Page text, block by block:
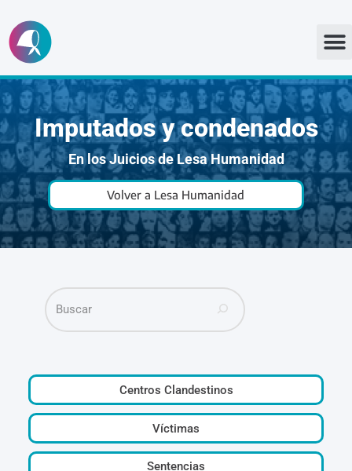
Ir
al
contenido
Imputados y condenados
En los Juicios de Lesa Humanidad
Volver a Lesa Humanidad
Centros Clandestinos
Víctimas
Sentencias